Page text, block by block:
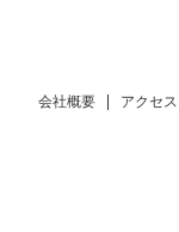
会社概要 アクセス